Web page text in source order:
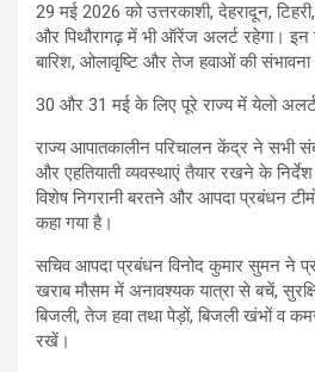
29 मई 2026 को उत्तरकाशी, देहरादून,
और पिथौरागढ़ में भी ऑरेंज अलर्ट रहेगा। इन
बारिश, ओलावृष्टि और तेज हवाओं की
30 और 31 मई के लिए पूरे राज्य में येलो अलर्ट
राज्य आपातकालीन परिचालन केंद्र ने सभी
और एहतियाती व्यवस्थाएं तैयार रखने के
विशेष निगरानी बरतने और आपदा प्रबंधन
कहा गया है।
सचिव आपदा प्रबंधन विनोद कुमार सुमन ने
खराब मौसम में अनावश्यक यात्रा से बचें,
बिजली, तेज हवा तथा पेड़ों, बिजली खंभों व
रखें।